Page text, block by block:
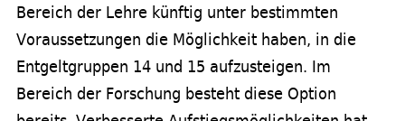
Bereich der Lehre künftig unter bestimmten
Voraussetzungen die Möglichkeit haben, in die
Entgeltgruppen 14 und 15 aufzusteigen. Im
Bereich der Forschung besteht diese Option